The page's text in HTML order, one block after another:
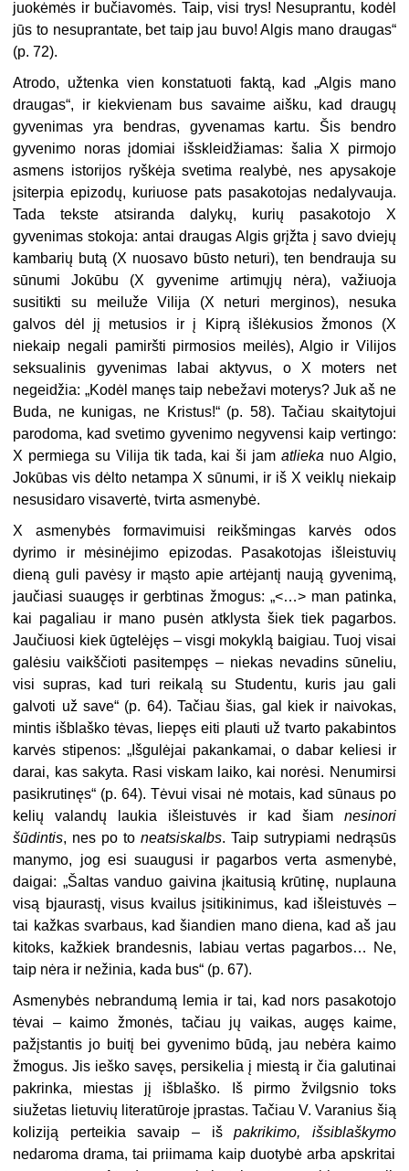
juokėmės ir bučiavomės. Taip, visi trys! Nesuprantu, kodėl
jūs to nesuprantate, bet taip jau buvo! Algis mano draugas“
(p. 72).
Atrodo, užtenka vien konstatuoti faktą, kad „Algis mano
draugas“, ir kiekvienam bus savaime aišku, kad draugų
gyvenimas yra bendras, gyvenamas kartu. Šis bendro
gyvenimo noras įdomiai išskleidžiamas: šalia X pirmojo
asmens istorijos ryškėja svetima realybė, nes apysakoje
įsiterpia epizodų, kuriuose pats pasakotojas nedalyvauja.
Tada tekste atsiranda dalykų, kurių pasakotojo X
gyvenimas stokoja: antai draugas Algis grįžta į savo dviejų
kambarių butą (X nuosavo būsto neturi), ten bendrauja su
sūnumi Jokūbu (X gyvenime artimųjų nėra), važiuoja
susitikti su meiluže Vilija (X neturi merginos), nesuka
galvos dėl jį metusios ir į Kiprą išlėkusios žmonos (X
niekaip negali pamiršti pirmosios meilės), Algio ir Vilijos
seksualinis gyvenimas labai aktyvus, o X moters net
negeidžia: „Kodėl manęs taip nebežavi moterys? Juk aš ne
Buda, ne kunigas, ne Kristus!“ (p. 58). Tačiau skaitytojui
parodoma, kad svetimo gyvenimo negyvensi kaip vertingo:
X permiega su Vilija tik tada, kai ši jam atlieka nuo Algio,
Jokūbas vis dėlto netampa X sūnumi, ir iš X veiklų niekaip
nesusidaro visavertė, tvirta asmenybė.
X asmenybės formavimuisi reikšmingas karvės odos
dyrimo ir mėsinėjimo epizodas. Pasakotojas išleistuvių
dieną guli pavėsy ir mąsto apie artėjantį naują gyvenimą,
jaučiasi suaugęs ir gerbtinas žmogus: „<…> man patinka,
kai pagaliau ir mano pusėn atklysta šiek tiek pagarbos.
Jaučiuosi kiek ūgtelėjęs – visgi mokyklą baigiau. Tuoj visai
galėsiu vaikščioti pasitempęs – niekas nevadins sūneliu,
visi supras, kad turi reikalą su Studentu, kuris jau gali
galvoti už save“ (p. 64). Tačiau šias, gal kiek ir naivokas,
mintis išblaško tėvas, liepęs eiti plauti už tvarto pakabintos
karvės stipenos: „Išgulėjai pakankamai, o dabar keliesi ir
darai, kas sakyta. Rasi viskam laiko, kai norėsi. Nenumirsi
pasikrutinęs“ (p. 64). Tėvui visai nė motais, kad sūnaus po
kelių valandų laukia išleistuvės ir kad šiam nesinori
šūdintis, nes po to neatsiskalbs. Taip sutrypiami nedrąsūs
manymo, jog esi suaugusi ir pagarbos verta asmenybė,
daigai: „Šaltas vanduo gaivina įkaitusią krūtinę, nuplauna
visą bjaurastį, visus kvailus įsitikinimus, kad išleistuvės –
tai kažkas svarbaus, kad šiandien mano diena, kad aš jau
kitoks, kažkiek brandesnis, labiau vertas pagarbos… Ne,
taip nėra ir nežinia, kada bus“ (p. 67).
Asmenybės nebrandumą lemia ir tai, kad nors pasakotojo
tėvai – kaimo žmonės, tačiau jų vaikas, augęs kaime,
pažįstantis jo buitį bei gyvenimo būdą, jau nebėra kaimo
žmogus. Jis ieško savęs, persikelia į miestą ir čia galutinai
pakrinka, miestas jį išblaško. Iš pirmo žvilgsnio toks
siužetas lietuvių literatūroje įprastas. Tačiau V. Varanius šią
koliziją perteikia savaip – išpakrikimo, išsiblaškymo
nedaroma drama, tai priimama kaip duotybė arba apskritai